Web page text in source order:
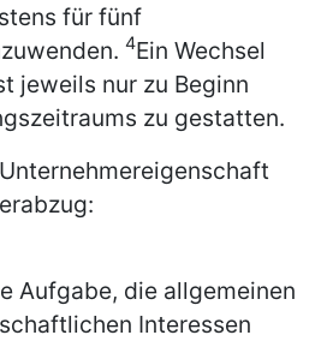
für fünf
4Ein Wechsel
jeweils nur zu Beginn
zu gestatten.
Aufgabe, die allgemeinen
Interessen